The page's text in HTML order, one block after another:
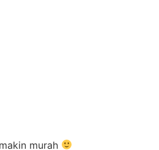
murah